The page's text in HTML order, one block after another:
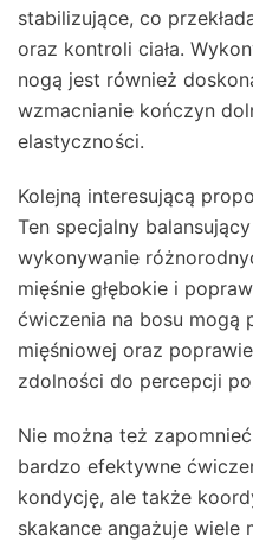
stabilizujące, co
oraz kontroli ciała.
nogą jest również
wzmacnianie kończyn
elastyczności.
Kolejną interesującą
Ten specjalny
wykonywanie
mięśnie głębokie i
ćwiczenia na bosu mogą
mięśniowej oraz
zdolności do percepcji
Nie można też
bardzo efektywne
kondycję, ale także
skakance angażuje wiele